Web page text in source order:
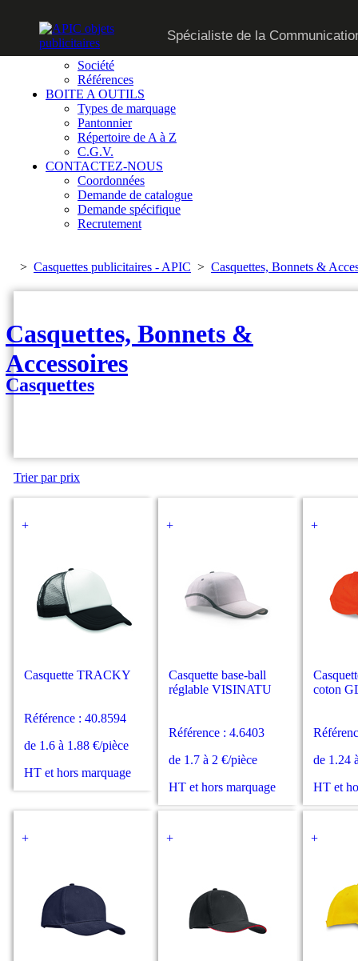
Spécialiste de la
CATALOGUE
SUR MESURE
QUI SOMMES-NOUS
Société
Références
BOITE A OUTILS
Types de marquage
Pantonnier
Répertoire de A à Z
C.G.V.
CONTACTEZ-NOUS
Coordonnées
Demande de catalogue
Demande spécifique
Recrutement
> Casquettes publicitaires - APIC > Casquettes, Bonnets &
Casquettes, Bonnets &
Accessoires
Casquettes
Trier par prix
+
Casquette TRACKY
Référence : 40.8594
de 1.6 à 1.88 €/pièce
HT et hors marquage
+
Casquette base-ball
réglable VISINATU
Référence : 4.6403
de 1.7 à 2 €/pièce
HT et hors marquage
+
coton
de 1.24
HT et
+ + +